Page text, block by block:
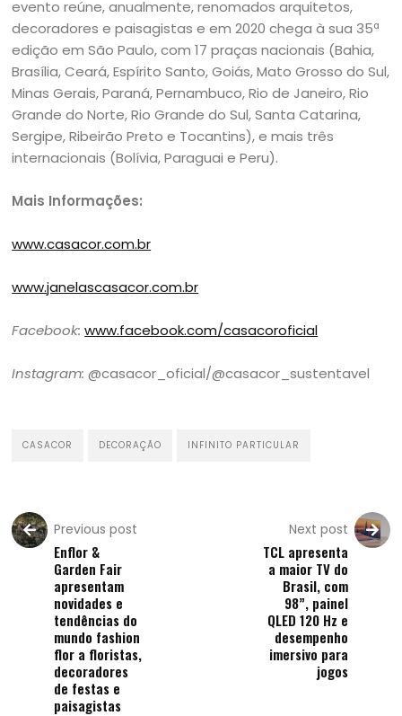
evento reúne, anualmente, renomados arquitetos,
decoradores e paisagistas e em 2020 chega à sua 35ª
edição em São Paulo, com 17 praças nacionais (Bahia,
Brasília, Ceará, Espírito Santo, Goiás, Mato Grosso do Sul,
Minas Gerais, Paraná, Pernambuco, Rio de Janeiro, Rio
Grande do Norte, Rio Grande do Sul, Santa Catarina,
Sergipe, Ribeirão Preto e Tocantins), e mais três
internacionais (Bolívia, Paraguai e Peru).
Mais Informações:
www.casacor.com.br
www.janelascasacor.com.br
Facebook: www.facebook.com/casacoroficial
Instagram: @casacor_oficial/@casacor_sustentavel
CASACOR DECORAÇÃO INFINITO PARTICULAR
Previous post
Enflor &
Garden Fair
apresentam
novidades e
tendências do
mundo fashion
flor a floristas,
decoradores
de festas e
paisagistas
Next post
TCL apresenta
a maior TV do
Brasil, com
98”, painel
QLED 120 Hz e
desempenho
imersivo para
jogos